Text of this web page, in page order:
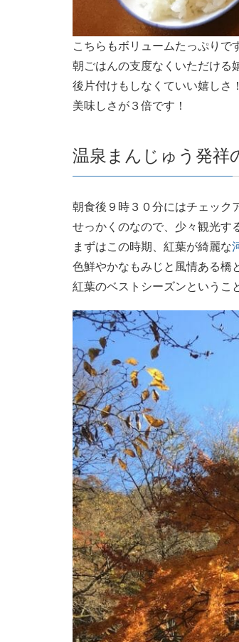
こちらもボリュームたっぷりで
朝ごはんの支度なくいただける
後片付けもしなくていい嬉しさ！
美味しさが３倍です！
温泉まんじゅう発祥
朝食後９時３０分にはチェック
せっかくのなので、少々観光す
まずはこの時期、紅葉が綺麗な
色鮮やかなもみじと風情ある橋
紅葉のベストシーズンというこ